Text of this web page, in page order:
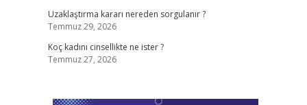
Uzaklaştırma kararı nereden sorgulanır ?
Temmuz 29, 2026
Koç kadını cinsellikte ne ister ?
Temmuz 27, 2026